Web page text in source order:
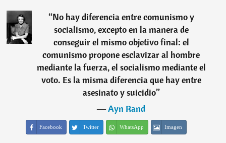
“No hay diferencia entre comunismo y
socialismo, excepto en la manera de
conseguir el mismo objetivo final: el
comunismo propone esclavizar al hombre
mediante la fuerza, el socialismo mediante el
voto. Es la misma diferencia que hay entre
asesinato y suicidio”
―Ayn Rand
Facebook Twitter WhatsApp Imagen